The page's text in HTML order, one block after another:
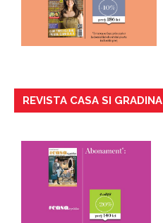
REVISTA CASA SI GRADINA